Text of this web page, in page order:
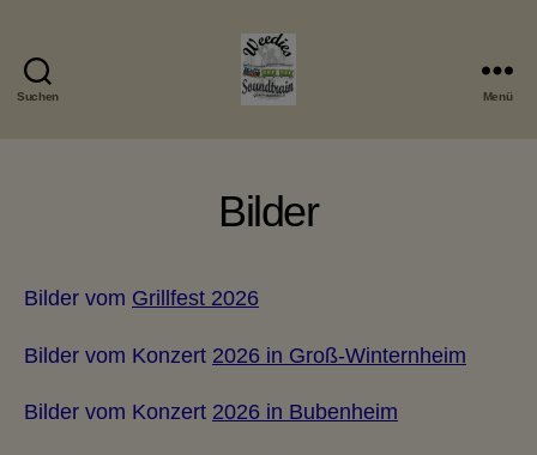
Suchen Menü
Bilder
Bilder vom Grillfest 2026
Bilder vom Konzert 2026 in Groß-Winternheim
Bilder vom Konzert 2026 in Bubenheim